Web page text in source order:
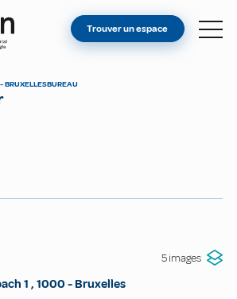
UN ESPACE
Trouver un espace
BRUXELLESBUREAU
5 images
1 , 1000 -Bruxelles